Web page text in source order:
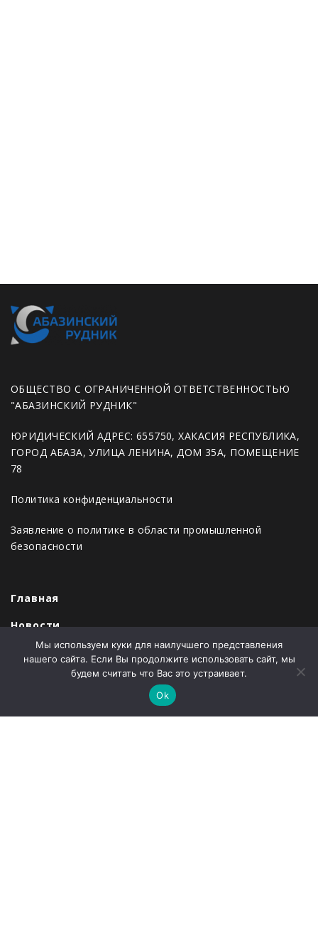
ОБЩЕСТВО С ОГРАНИЧЕННОЙ ОТВЕТСТВЕННОСТЬЮ
"АБАЗИНСКИЙ РУДНИК"
ЮРИДИЧЕСКИЙ АДРЕС: 655750, ХАКАСИЯ РЕСПУБЛИКА,
ГОРОД АБАЗА, УЛИЦА ЛЕНИНА, ДОМ 35А, ПОМЕЩЕНИЕ
78
Политика конфиденциальности
Заявление о политике в области промышленной
безопасности
Главная
Новости
Продукция
Мы используем куки для наилучшего представления
нашего сайта. Если Вы продолжите использовать сайт, мы
будем считать что Вас это устраивает.
Ok